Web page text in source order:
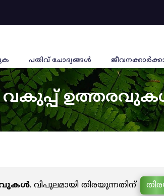
പതിവ് ചോദ്യങ്ങൾ
വകുപ്പ്
. വിപുലമായി തിരയുന്നതിന്